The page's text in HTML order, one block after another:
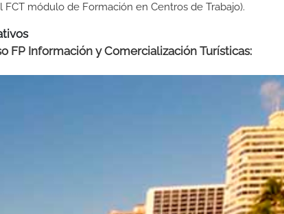
módulo de Formación en Centros de Trabajo).
FP Información y Comercialización Turísticas: